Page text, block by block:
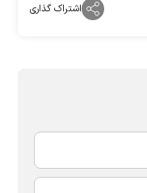
اشتراک گذاری